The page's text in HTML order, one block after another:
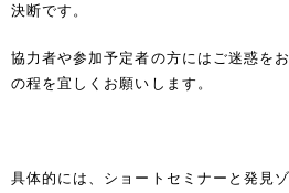
決断です。
協力者や参加予定者の方にはご迷惑を
の程を宜しくお願いします。
具体的には、ショートセミナーと発見